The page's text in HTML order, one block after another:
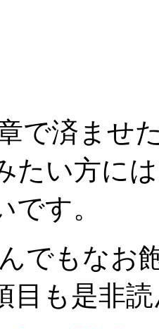
で済ませ
たい方に
す。
でもなお
目も是非